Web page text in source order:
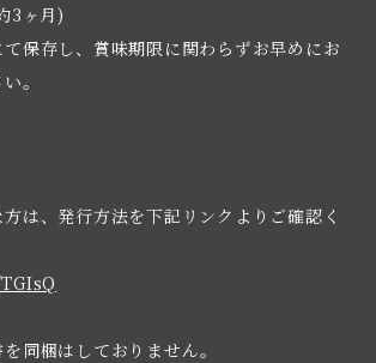
3ヶ月)
保存し、賞味期限に関わらずお早めにお
。
方は、発行方法を下記リンクよりご確認く
同梱はしておりません。